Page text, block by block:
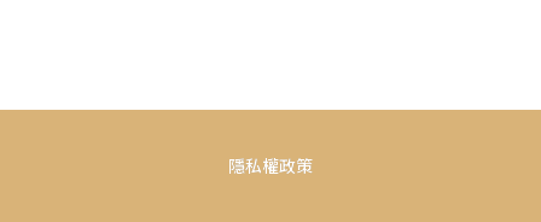
隱私權政策